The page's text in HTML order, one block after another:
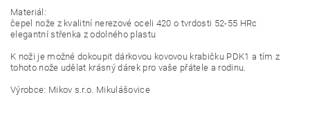
Materiál:
čepel nože z kvalitní nerezové oceli 420 o tvrdosti 52-55 HRc
elegantní střenka z odolného plastu
K noži je možné dokoupit dárkovou kovovou krabičku PDK1 a tím z
tohoto nože udělat krásný dárek pro vaše přátele a rodinu.
Výrobce: Mikov s.r.o. Mikulášovice